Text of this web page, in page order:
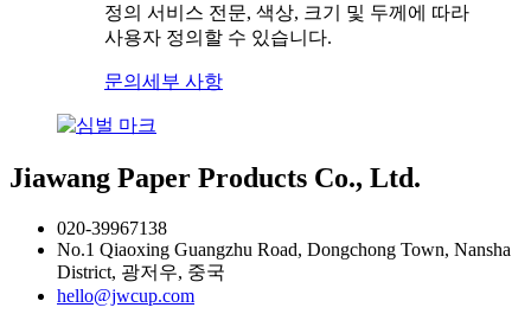
정의 서비스 전문, 색상, 크기 및 두께에 따라
사용자 정의할 수 있습니다.
문의 세부 사항
Jiawang Paper Products Co., Ltd.
020-39967138
No.1 Qiaoxing Guangzhu Road, Dongchong Town, Nansha
District, 광저우, 중국
hello@jwcup.com